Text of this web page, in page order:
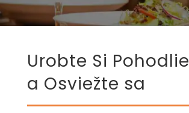
Urobte Si Pohodlie
a Osviežte sa